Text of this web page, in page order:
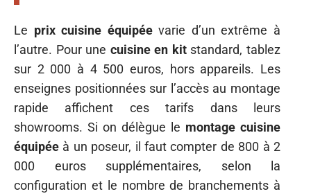
Le prix cuisine équipéevarie d’un extrême à
l’autre. Pour une cuisine en kitstandard, tablez
sur 2 000 à 4 500 euros, hors appareils. Les
enseignes positionnées sur l’accès au montage
rapide affichent ces tarifs dans leurs
showrooms. Si on délègue le montage cuisine
équipée à un poseur, il faut compter de 800 à 2
000 euros supplémentaires, selon la
configuration et le nombre de branchements à